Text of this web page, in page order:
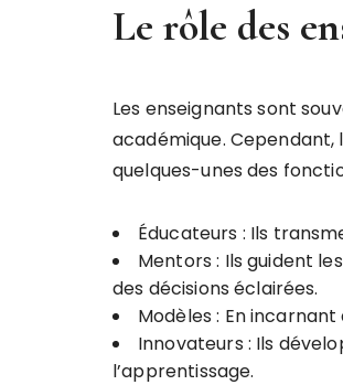
Le rôle des
Les enseignants sont
académique.
quelques-unes des
Éducateurs : Ils
Mentors : Ils guident
des décisions éclairées.
Modèles : En
Innovateurs : Ils
l’apprentissage.